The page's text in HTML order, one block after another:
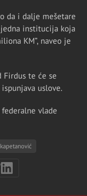
da i dalje mešetare
jedna institucija koja
KM”, naveo je
Firdus te će se
uslove.
vlade